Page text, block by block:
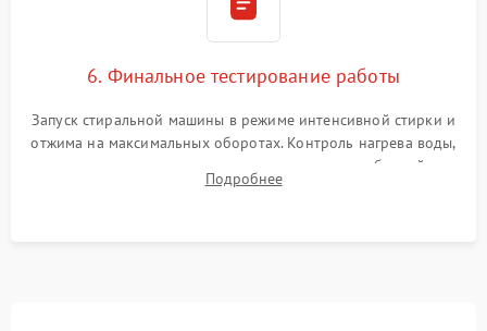
6. Финальное тестирование работы
Запуск стиральной машины в режиме интенсивной стирки и
отжима на максимальных оборотах. Контроль нагрева воды,
корректности слива, отсутствия излишних вибраций,
посторонних стуков и протечек под корпусом.
Подробнее